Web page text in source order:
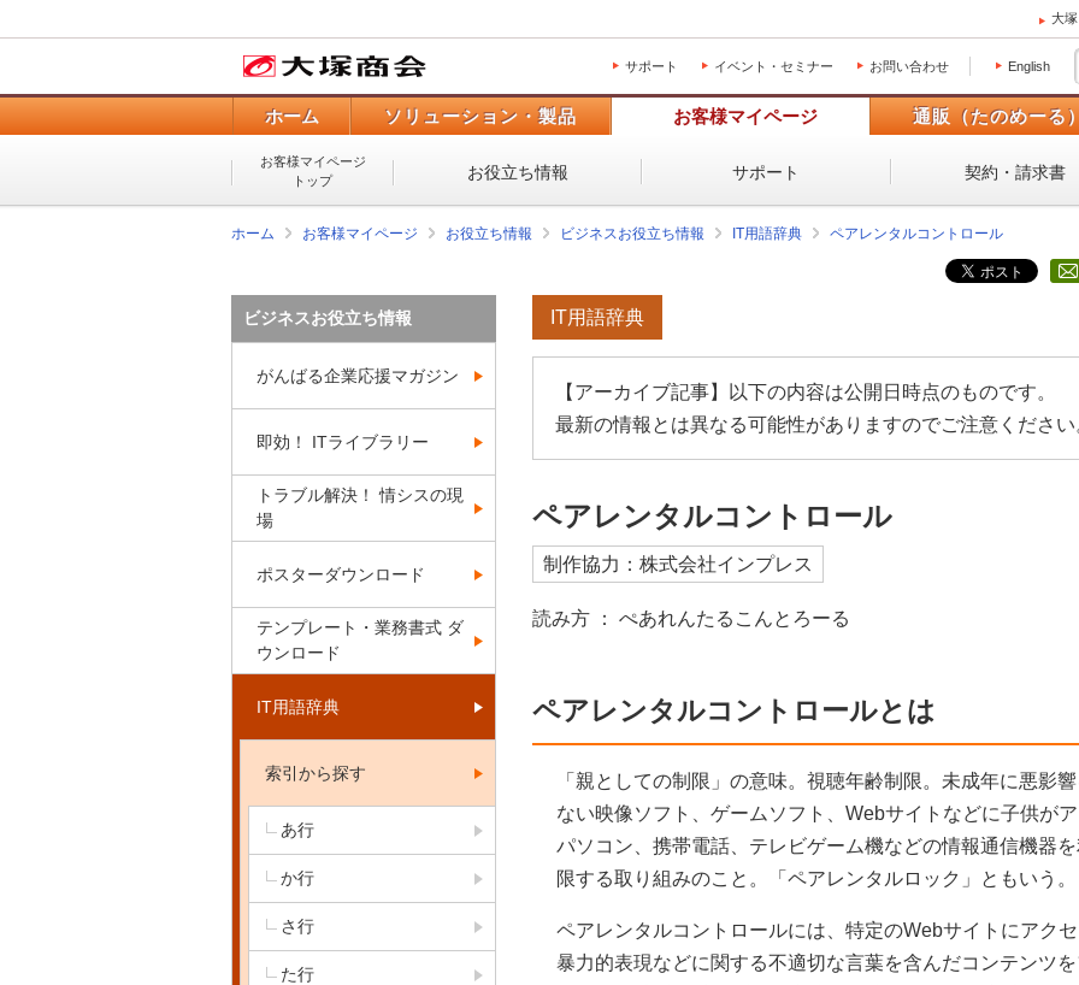
大
サポート イベント・セミナー お問い合わせ English
ホーム ソリューション・製品 お客様マイページ 通販（たのめーる
お客様マイページ
トップ
お役立ち情報 サポート 契約・請求書
ホーム お客様マイページ お役立ち情報 ビジネスお役立ち情報 IT用語辞典 ペアレンタルコントロール
IT用語辞典
【アーカイブ記事】以下の内容は公開日時点のものです。
最新の情報とは異なる可能性がありますのでご注意ください
ペアレンタルコントロール
制作協力：株式会社インプレス
読み方 ： ぺあれんたるこんとろーる
ペアレンタルコントロールとは
「親としての制限」の意味。視聴年齢制限。未成年に悪影
ない映像ソフト、ゲームソフト、Webサイトなどに子供が
パソコン、携帯電話、テレビゲーム機などの情報通信機器
限する取り組みのこと。「ペアレンタルロック」ともいう。
ペアレンタルコントロールには、特定のWebサイトにアク
暴力的表現などに関する不適切な言葉を含んだコンテンツ
ビジネスお役立ち情報
がんばる企業応援マガジン
即効！ ITライブラリー
トラブル解決！ 情シスの現
場
ポスターダウンロード
テンプレート・業務書式 ダ
ウンロード
IT用語辞典
索引から探す
あ行
か行
さ行
た行